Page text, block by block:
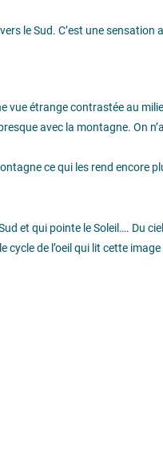
le Sud. C’est une sensation
vue étrange contrastée au
avec la montagne. On
ce qui les rend encore
et qui pointe le Soleil…. Du
de l’oeil qui lit cette